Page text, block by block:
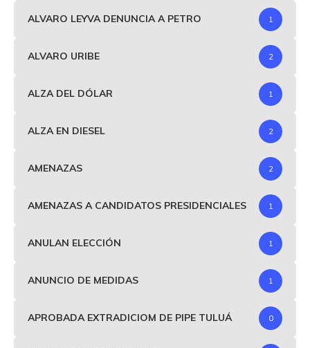
ALVARO LEYVA DENUNCIA A PETRO 1
ALVARO URIBE 2
ALZA DEL DÓLAR 1
ALZA EN DIESEL 2
AMENAZAS 2
AMENAZAS A CANDIDATOS PRESIDENCIALES 1
ANULAN ELECCIÓN 1
ANUNCIO DE MEDIDAS 1
APROBADA EXTRADICIOM DE PIPE TULUÁ 0